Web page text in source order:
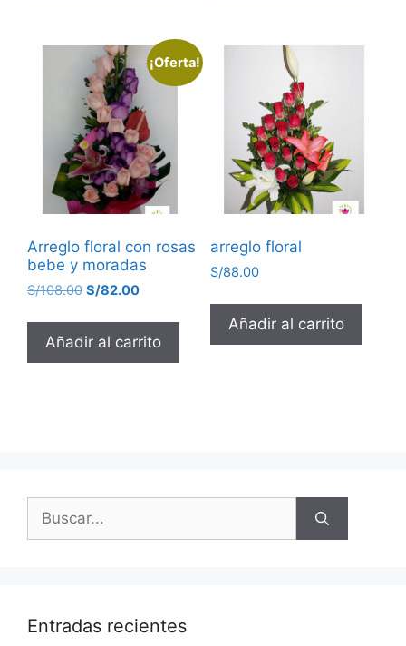
¡Oferta!
Arreglo floral con rosas
bebe y moradas
S/108.00 S/82.00
Añadir al carrito
arreglo floral
S/88.00
Añadir al carrito
Entradas recientes